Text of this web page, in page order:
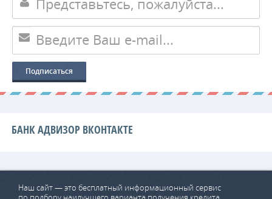
БАНК АДВИЗОР ВКОНТАКТЕ
Наш сайт — это бесплатный информационный сервис